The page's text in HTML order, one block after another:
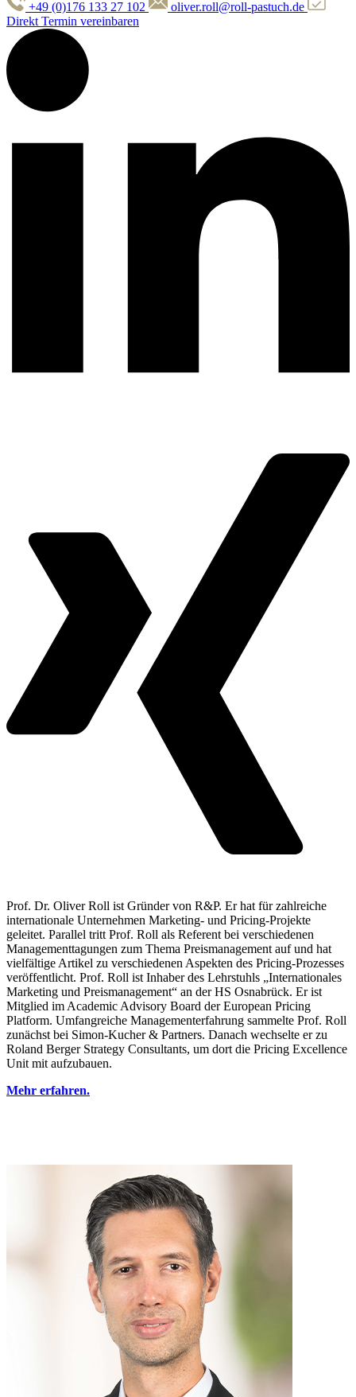
+49 (0)176 133 27 102
oliver.roll@roll-pastuch.de
Direkt Termin vereinbaren
Prof. Dr. Oliver Roll ist Gründer von R&P. Er hat für zahlreiche
internationale Unternehmen Marketing- und Pricing-Projekte
geleitet. Parallel tritt Prof. Roll als Referent bei verschiedenen
Managementtagungen zum Thema Preismanagement auf und hat
vielfältige Artikel zu verschiedenen Aspekten des Pricing-Prozesses
veröffentlicht. Prof. Roll ist Inhaber des Lehrstuhls „Internationales
Marketing und Preismanagement“ an der HS Osnabrück. Er ist
Mitglied im Academic Advisory Board der European Pricing
Platform. Umfangreiche Managementerfahrung sammelte Prof. Roll
zunächst bei Simon-Kucher & Partners. Danach wechselte er zu
Roland Berger Strategy Consultants, um dort die Pricing Excellence
Unit mit aufzubauen.
Mehr erfahren.